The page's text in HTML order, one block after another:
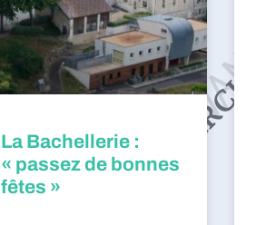
La Bachellerie :
« passez de bonnes
fêtes »